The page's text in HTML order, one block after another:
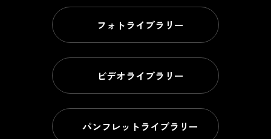
フォトライブラリー
ビデオライブラリー
パンフレットライブラリー